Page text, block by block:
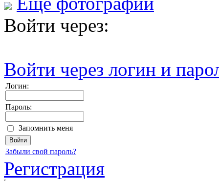
Войти через:
Войти через логин и
Логин:
Пароль:
Запомнить меня
Забыли свой пароль?
Регистрация